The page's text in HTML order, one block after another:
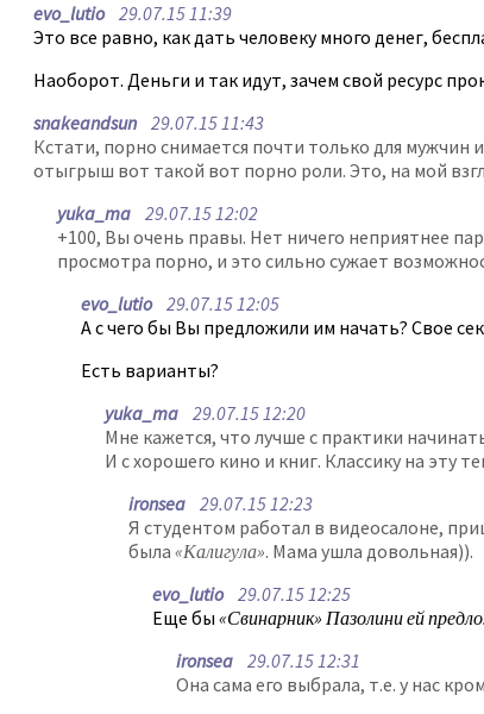
evo_lutio29.07.15 11:39
Это все равно, как дать человеку много денег,
Наоборот. Деньги и так идут, зачем свой ресурс
snakeandsun29.07.15 11:43
Кстати, порно снимается почти только для мужчин
отыгрыш вот такой вот порно роли. Это, на мой
yuka_ma 29.07.15 12:02
+100, Вы очень правы. Нет ничего неприятнее
просмотра порно, и это сильно сужает
evo_lutio29.07.15 12:05
А с чего бы Вы предложили им начать? Свое
Есть варианты?
yuka_ma 29.07.15 12:20
Мне кажется, что лучше с практики
И с хорошего кино и книг. Классику на эту
ironsea 29.07.15 12:23
Я студентом работал в видеосалоне,
была «Калигула». Мама ушла довольная)).
evo_lutio29.07.15 12:25
Еще бы «Свинарник» Пазолини ей
ironsea 29.07.15 12:31
Она сама его выбрала, т.е. у нас